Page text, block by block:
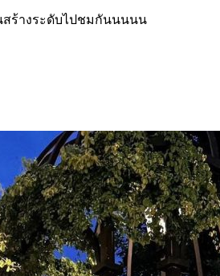
สร้างระดับไปชมกันนนนน